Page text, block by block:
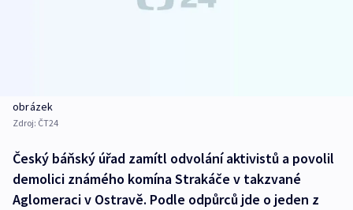
obrázek
Zdroj: ČT24
Český báňský úřad zamítl odvolání aktivistů a povolil
demolici známého komína Strakáče v takzvané
Aglomeraci v Ostravě. Podle odpůrců jde o jeden z